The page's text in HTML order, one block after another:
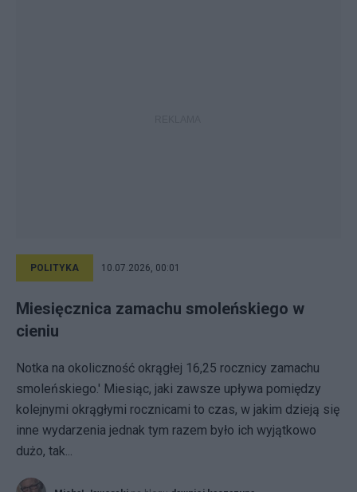
POLITYKA 10.07.2026, 00:01
Miesięcznica zamachu smoleńskiego w
cieniu
Notka na okoliczność okrągłej 16,25 rocznicy zamachu
smoleńskiego.' Miesiąc, jaki zawsze upływa pomiędzy
kolejnymi okrągłymi rocznicami to czas, w jakim dzieją się
inne wydarzenia jednak tym razem było ich wyjątkowo
dużo, tak...